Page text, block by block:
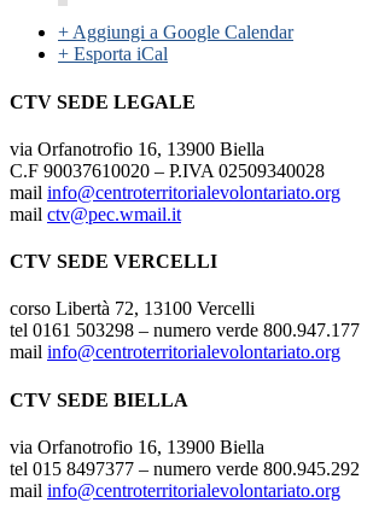
+ Aggiungi a Google Calendar
+ Esporta iCal
CTV SEDE LEGALE
via Orfanotrofio 16, 13900 Biella
C.F 90037610020 – P.IVA 02509340028
mail info@centroterritorialevolontariato.org
mail ctv@pec.wmail.it
CTV SEDE VERCELLI
corso Libertà 72, 13100 Vercelli
tel 0161 503298 – numero verde 800.947.177
mail info@centroterritorialevolontariato.org
CTV SEDE BIELLA
via Orfanotrofio 16, 13900 Biella
tel 015 8497377 – numero verde 800.945.292
mail info@centroterritorialevolontariato.org